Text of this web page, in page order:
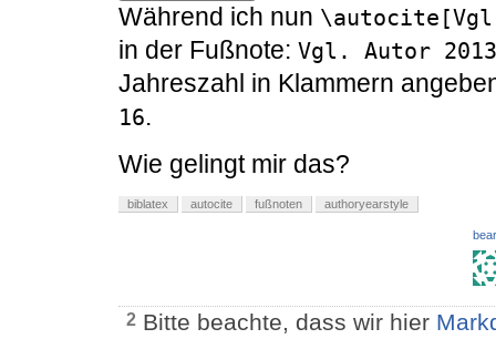
Während ich nun
in der Fußnote: Vgl. Autor
Jahreszahl in Klammern
16.
Wie gelingt mir das?
biblatex autocite fußnoten authoryearstyle
2 Bitte beachte, dass wir hier